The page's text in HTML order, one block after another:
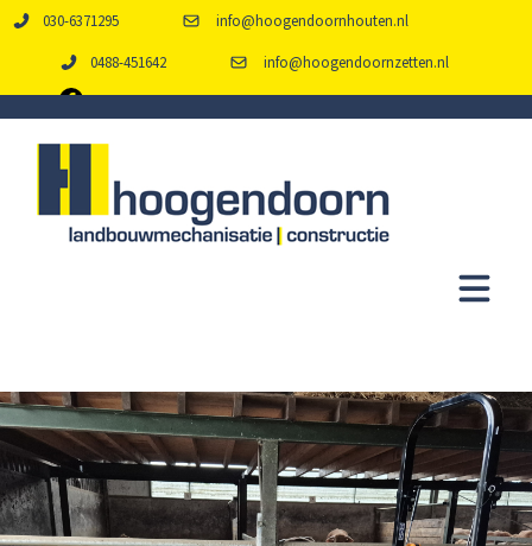
030-6371295 info@hoogendoornhouten.nl
0488-451642 info@hoogendoornzetten.nl